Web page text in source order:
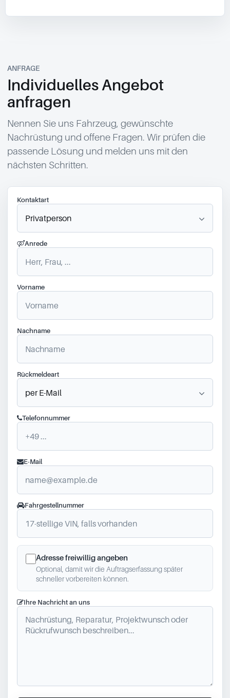
ANFRAGE
Individuelles Angebot
anfragen
Nennen Sie uns Fahrzeug, gewünschte
Nachrüstung und offene Fragen. Wir prüfen die
passende Lösung und melden uns mit den
nächsten Schritten.
Kontaktart
Anrede
Vorname
Nachname
Rückmeldeart
Telefonnummer
E-Mail
Fahrgestellnummer
Adresse freiwillig angeben
Optional, damit wir die Auftragserfassung später
schneller vorbereiten können.
Ihre Nachricht an uns